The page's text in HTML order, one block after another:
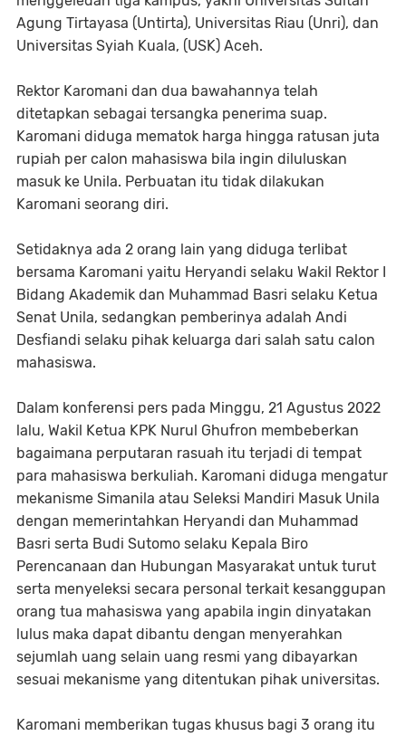
Agung Tirtayasa (Untirta), Universitas Riau (Unri), dan
Universitas Syiah Kuala, (USK) Aceh.
Rektor Karomani dan dua bawahannya telah
ditetapkan sebagai tersangka penerima suap.
Karomani diduga mematok harga hingga ratusan juta
rupiah per calon mahasiswa bila ingin diluluskan
masuk ke Unila. Perbuatan itu tidak dilakukan
Karomani seorang diri.
Setidaknya ada 2 orang lain yang diduga terlibat
bersama Karomani yaitu Heryandi selaku Wakil Rektor I
Bidang Akademik dan Muhammad Basri selaku Ketua
Senat Unila, sedangkan pemberinya adalah Andi
Desfiandi selaku pihak keluarga dari salah satu calon
mahasiswa.
Dalam konferensi pers pada Minggu, 21 Agustus 2022
lalu, Wakil Ketua KPK Nurul Ghufron membeberkan
bagaimana perputaran rasuah itu terjadi di tempat
para mahasiswa berkuliah. Karomani diduga mengatur
mekanisme Simanila atau Seleksi Mandiri Masuk Unila
dengan memerintahkan Heryandi dan Muhammad
Basri serta Budi Sutomo selaku Kepala Biro
Perencanaan dan Hubungan Masyarakat untuk turut
serta menyeleksi secara personal terkait kesanggupan
orang tua mahasiswa yang apabila ingin dinyatakan
lulus maka dapat dibantu dengan menyerahkan
sejumlah uang selain uang resmi yang dibayarkan
sesuai mekanisme yang ditentukan pihak universitas.
Karomani memberikan tugas khusus bagi 3 orang itu